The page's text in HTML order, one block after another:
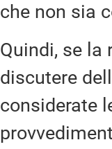
che non sia
Quindi, se la
discutere
considerate